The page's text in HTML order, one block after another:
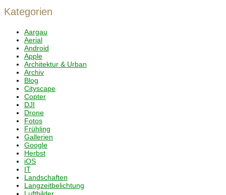
Kategorien
Aargau
Aerial
Android
Apple
Architektur & Urban
Archiv
Blog
Cityscape
Copter
DJI
Drone
Fotos
Frühling
Gallerien
Google
Herbst
iOS
IT
Landschaften
Langzeitbelichtung